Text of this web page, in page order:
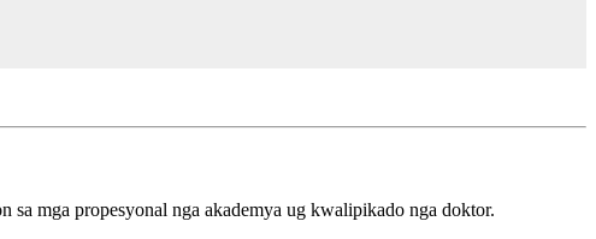
sa mga propesyonal nga akademya ug kwalipikado nga doktor.